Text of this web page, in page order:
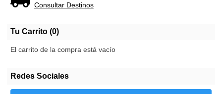
Consultar Destinos
Tu Carrito (0)
El carrito de la compra está vacío
Redes Sociales